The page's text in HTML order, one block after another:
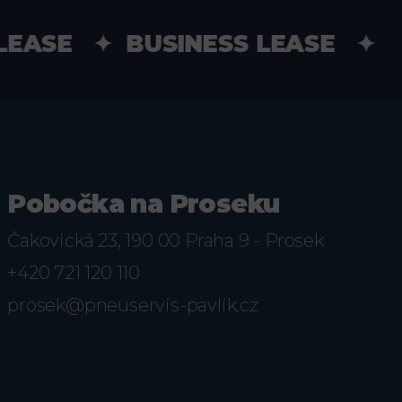
✦ BUSINESS LEASE ✦
Pobočka na Proseku
Čakovická 23, 190 00 Praha 9 - Prosek
+420 721 120 110
prosek@pneuservis-pavlik.cz